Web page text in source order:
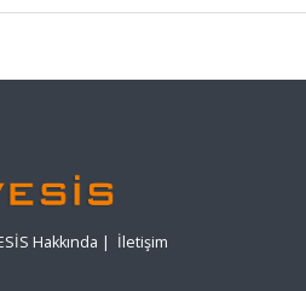
Hakkında | İletişim